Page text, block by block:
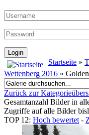
Startseite »
Wettenberg 2016 »
Zurück zur
Gesamtanzahl Bilder in
Zugriffe auf alle Bilder
TOP 12: Hoch bewertet -